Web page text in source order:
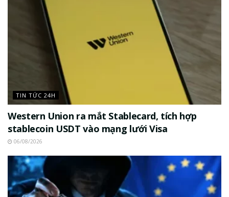
TIN TỨC 24H
Western Union ra mắt Stablecard, tích hợp
stablecoin USDT vào mạng lưới Visa
06/08/2026